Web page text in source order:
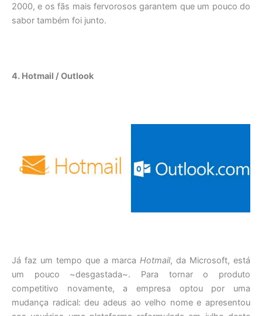
2000, e os fãs mais fervorosos garantem que um pouco do
sabor também foi junto.
4. Hotmail / Outlook
Já faz um tempo que a marca Hotmail, da Microsoft, está
um pouco ~desgastada~. Para tornar o produto
competitivo novamente, a empresa optou por uma
mudança radical: deu adeus ao velho nome e apresentou